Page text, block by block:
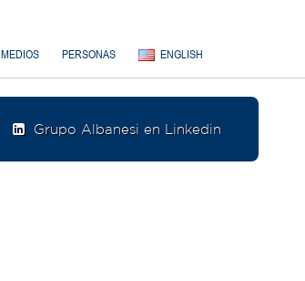
MEDIOS PERSONAS ENGLISH
Grupo Albanesi en Linkedin